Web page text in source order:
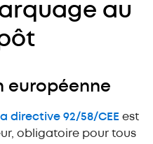
au
européenne
la directive 92/58/CEE est
obligatoire pour tous